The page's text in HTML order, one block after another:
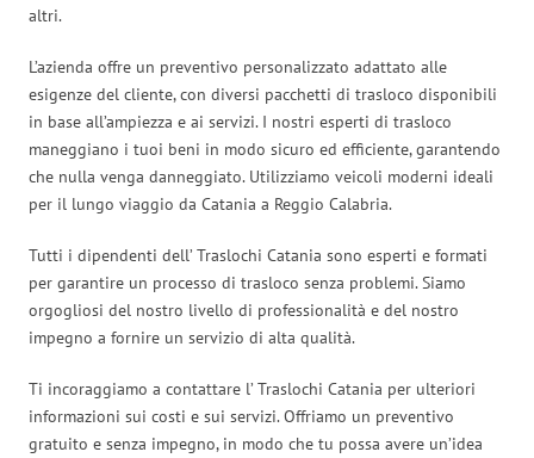
altri.
L’azienda offre un preventivo personalizzato adattato alle
esigenze del cliente, con diversi pacchetti di trasloco disponibili
in base all’ampiezza e ai servizi. I nostri esperti di trasloco
maneggiano i tuoi beni in modo sicuro ed efficiente, garantendo
che nulla venga danneggiato. Utilizziamo veicoli moderni ideali
per il lungo viaggio da Catania a Reggio Calabria.
Tutti i dipendenti dell’ Traslochi Catania sono esperti e formati
per garantire un processo di trasloco senza problemi. Siamo
orgogliosi del nostro livello di professionalità e del nostro
impegno a fornire un servizio di alta qualità.
Ti incoraggiamo a contattare l’ Traslochi Catania per ulteriori
informazioni sui costi e sui servizi. Offriamo un preventivo
gratuito e senza impegno, in modo che tu possa avere un’idea